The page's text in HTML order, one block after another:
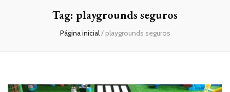
Tag: playgrounds seguros
Página inicial/ playgrounds seguros